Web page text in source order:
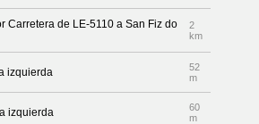
Carretera de LE-5110 a San Fiz do
2
km
izquierda
52
m
izquierda
60
m